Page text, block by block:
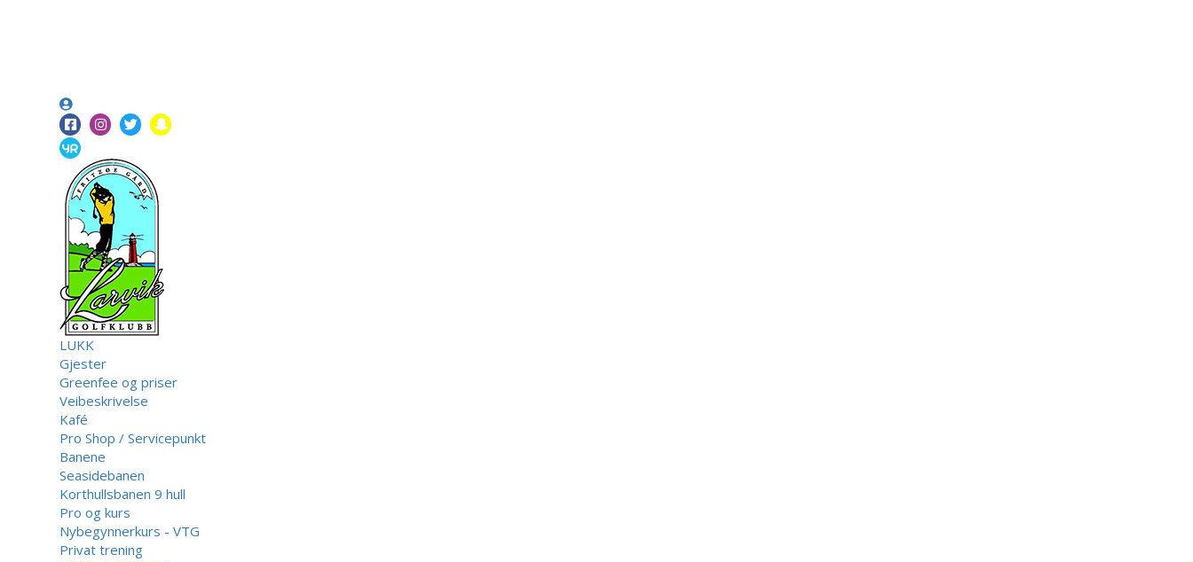
LUKK
Gjester
Greenfee og priser
Veibeskrivelse
Kafé
Pro Shop / Servicepunkt
Banene
Seasidebanen
Korthullsbanen 9 hull
Pro og kurs
Nybegynnerkurs - VTG
Privat trening